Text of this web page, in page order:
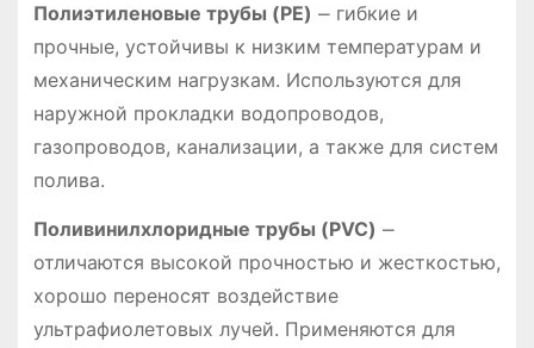
Полиэтиленовые трубы (PE) ⎼ гибкие и
прочные, устойчивы к низким температурам и
механическим нагрузкам. Используются для
наружной прокладки водопроводов,
газопроводов, канализации, а также для систем
полива.
Поливинилхлоридные трубы (PVC) ⎼
отличаются высокой прочностью и жесткостью,
хорошо переносят воздействие
ультрафиолетовых лучей. Применяются для